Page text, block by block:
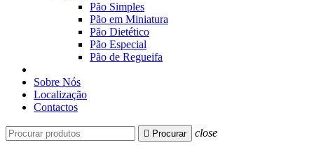
Pão Simples
Pão em Miniatura
Pão Dietético
Pão Especial
Pão de Regueifa
Sobre Nós
Localização
Contactos
 Procurar close